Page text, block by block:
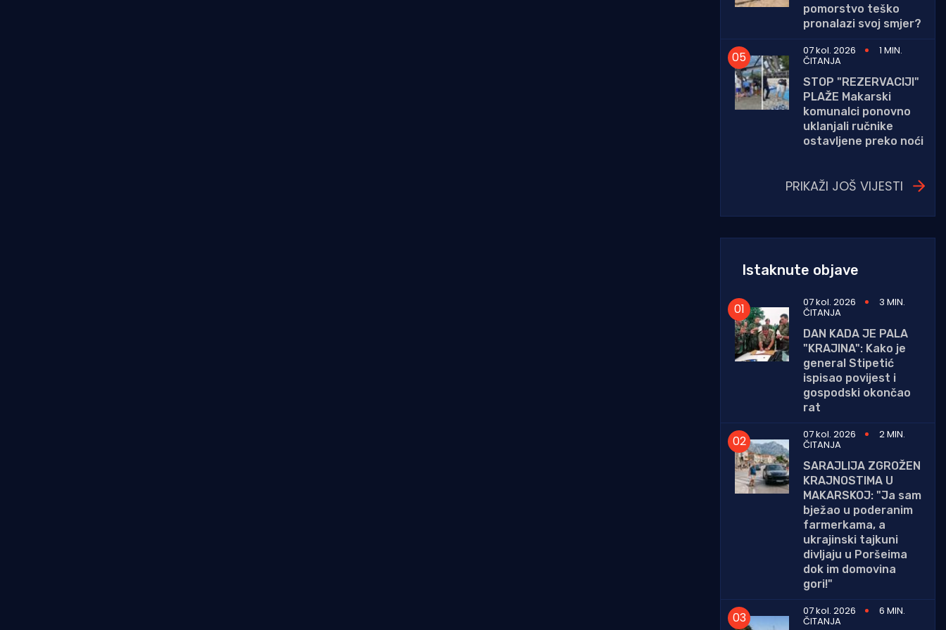
pomorstvo teško
pronalazi svoj smjer?
07 kol. 2026
1 MIN.
ČITANJA
STOP "REZERVACIJI"
PLAŽE Makarski
komunalci ponovno
uklanjali ručnike
ostavljene preko noći
PRIKAŽI JOŠ VIJESTI
Istaknute objave
07 kol. 2026 3 MIN.
ČITANJA
DAN KADA JE PALA
"KRAJINA": Kako je
general Stipetić
ispisao povijest i
gospodski okončao
rat
07 kol. 2026
2 MIN.
ČITANJA
SARAJLIJA ZGROŽEN
KRAJNOSTIMA U
MAKARSKOJ: "Ja sam
bježao u poderanim
farmerkama, a
ukrajinski tajkuni
divljaju u Poršeima
dok im domovina
gori!"
07 kol. 2026
6 MIN.
ČITANJA